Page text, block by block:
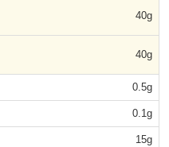
40g
40g
0.5g
0.1g
15g